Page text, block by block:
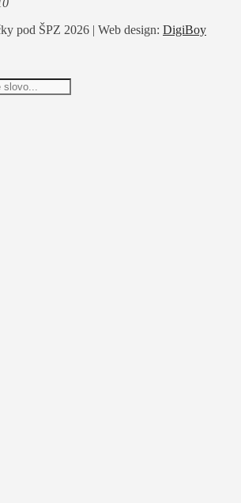
pod ŠPZ 2026 | Web design: DigiBoy